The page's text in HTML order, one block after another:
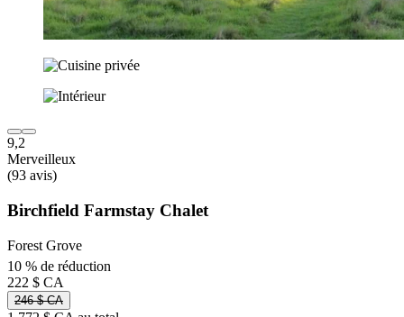
9,2
Merveilleux
(93 avis)
Birchfield Farmstay Chalet
Forest Grove
10 % de réduction
222 $ CA
246 $ CA